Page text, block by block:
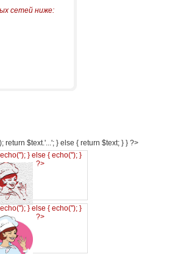
сетей ниже:
$text.'...'; } else { return $text; } } ?>
'); } else { echo(''); }
?>
'); } else { echo(''); }
?>